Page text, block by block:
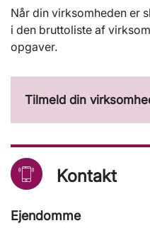
Når din virksomheden er
i den bruttoliste af
opgaver.
Tilmeld din
Kontakt
Ejendomme